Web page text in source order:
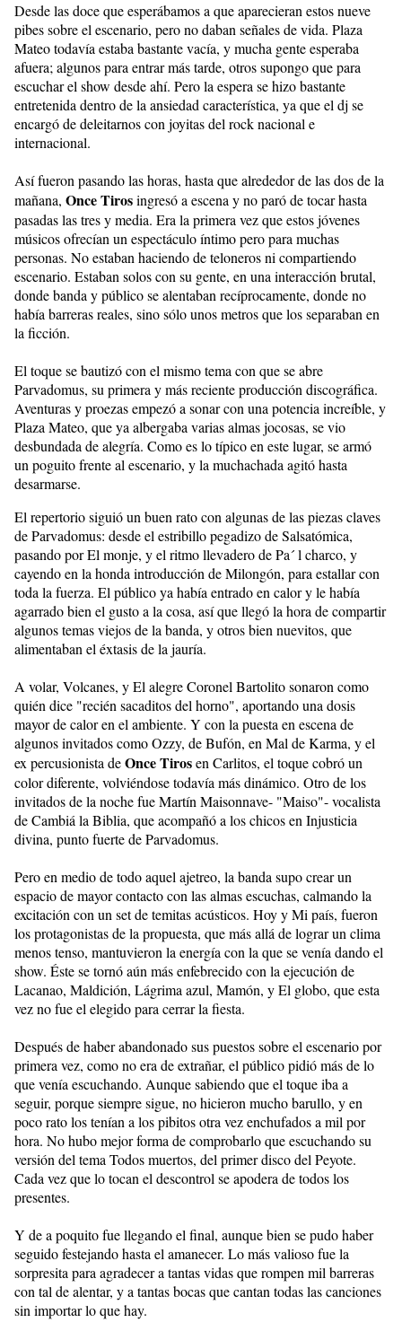
Desde las doce que esperábamos a que aparecieran estos nueve
pibes sobre el escenario, pero no daban señales de vida. Plaza
Mateo todavía estaba bastante vacía, y mucha gente esperaba
afuera; algunos para entrar más tarde, otros supongo que para
escuchar el show desde ahí. Pero la espera se hizo bastante
entretenida dentro de la ansiedad característica, ya que el dj se
encargó de deleitarnos con joyitas del rock nacional e
internacional.
Así fueron pasando las horas, hasta que alrededor de las dos de la
mañana, Once Tirosingresó a escena y no paró de tocar hasta
pasadas las tres y media. Era la primera vez que estos jóvenes
músicos ofrecían un espectáculo íntimo pero para muchas
personas. No estaban haciendo de teloneros ni compartiendo
escenario. Estaban solos con su gente, en una interacción brutal,
donde banda y público se alentaban recíprocamente, donde no
había barreras reales, sino sólo unos metros que los separaban en
la ficción.
El toque se bautizó con el mismo tema con que se abre
Parvadomus, su primera y más reciente producción discográfica.
Aventuras y proezas empezó a sonar con una potencia increíble, y
Plaza Mateo, que ya albergaba varias almas jocosas, se vio
desbundada de alegría. Como es lo típico en este lugar, se armó
un poguito frente al escenario, y la muchachada agitó hasta
desarmarse.
El repertorio siguió un buen rato con algunas de las piezas claves
de Parvadomus: desde el estribillo pegadizo de Salsatómica,
pasando por El monje, y el ritmo llevadero de Pa´ l charco, y
cayendo en la honda introducción de Milongón, para estallar con
toda la fuerza. El público ya había entrado en calor y le había
agarrado bien el gusto a la cosa, así que llegó la hora de compartir
algunos temas viejos de la banda, y otros bien nuevitos, que
alimentaban el éxtasis de la jauría.
A volar, Volcanes, y El alegre Coronel Bartolito sonaron como
quién dice "recién sacaditos del horno", aportando una dosis
mayor de calor en el ambiente. Y con la puesta en escena de
algunos invitados como Ozzy, de Bufón, en Mal de Karma, y el
ex percusionista deOnce Tirosen Carlitos, el toque cobró un
color diferente, volviéndose todavía más dinámico. Otro de los
invitados de la noche fue Martín Maisonnave- "Maiso"- vocalista
de Cambiá la Biblia, que acompañó a los chicos en Injusticia
divina, punto fuerte de Parvadomus.
Pero en medio de todo aquel ajetreo, la banda supo crear un
espacio de mayor contacto con las almas escuchas, calmando la
excitación con un set de temitas acústicos. Hoy y Mi país, fueron
los protagonistas de la propuesta, que más allá de lograr un clima
menos tenso, mantuvieron la energía con la que se venía dando el
show. Éste se tornó aún más enfebrecido con la ejecución de
Lacanao, Maldición, Lágrima azul, Mamón, y El globo, que esta
vez no fue el elegido para cerrar la fiesta.
Después de haber abandonado sus puestos sobre el escenario por
primera vez, como no era de extrañar, el público pidió más de lo
que venía escuchando. Aunque sabiendo que el toque iba a
seguir, porque siempre sigue, no hicieron mucho barullo, y en
poco rato los tenían a los pibitos otra vez enchufados a mil por
hora. No hubo mejor forma de comprobarlo que escuchando su
versión del tema Todos muertos, del primer disco del Peyote.
Cada vez que lo tocan el descontrol se apodera de todos los
presentes.
Y de a poquito fue llegando el final, aunque bien se pudo haber
seguido festejando hasta el amanecer. Lo más valioso fue la
sorpresita para agradecer a tantas vidas que rompen mil barreras
con tal de alentar, y a tantas bocas que cantan todas las canciones
sin importar lo que hay.